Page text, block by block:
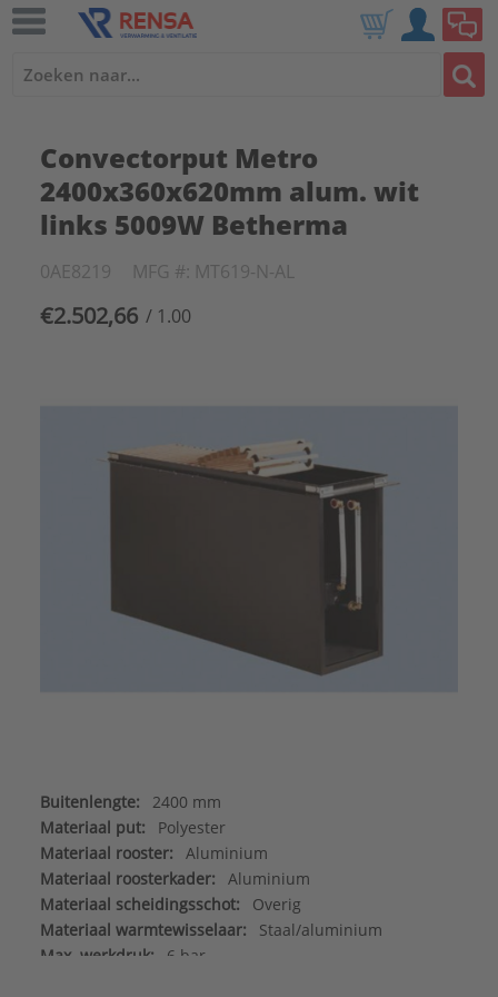
Convectorput Metro
2400x360x620mm alum. wit
links 5009W Betherma
0AE8219 MFG #: MT619-N-AL
€2.502,66 / 1.00
Buitenlengte:
2400 mm
Materiaal put:
Polyester
Materiaal rooster:
Aluminium
Materiaal roosterkader:
Aluminium
Materiaal scheidingsschot:
Overig
Materiaal warmtewisselaar:
Staal/aluminium
Max. werkdruk:
6 bar